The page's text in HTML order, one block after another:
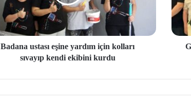
Badana ustası eşine yardım için kolları
sıvayıp kendi ekibini kurdu